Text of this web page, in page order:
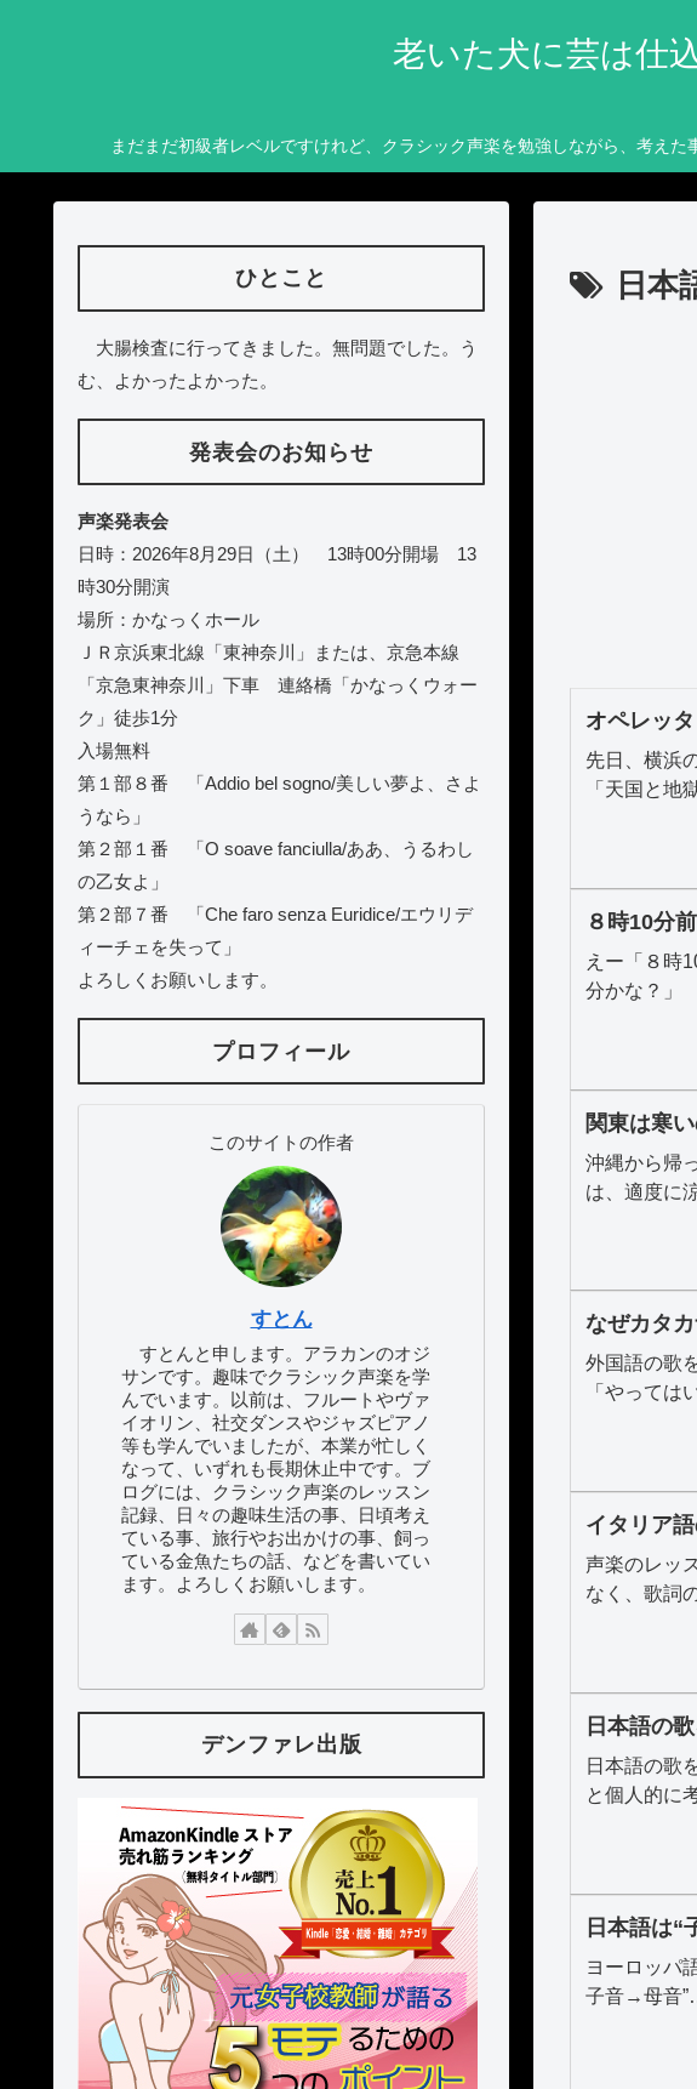
老いた犬に芸は仕
まだまだ初級者レベルですけれど、クラシック声楽を勉強しながら、考
日本
オペレッ
先日、横浜
「天国と地
８時10分
えー「８時
分かな？」
関東は寒
沖縄から帰
は、適度に
なぜカタ
外国語の歌
「やって
イタリア
声楽のレッ
なく、歌詞
日本語の
日本語の歌
と個人的に
日本語は“
ヨーロッパ
子音→母音
ひとこと
大腸検査に行ってきました。無問題でした。う
む、よかったよかった。
発表会のお知らせ
声楽発表会
日時：2026年8月29日（土） 13時00分開場 13
時30分開演
場所：かなっくホール
ＪＲ京浜東北線「東神奈川」または、京急本線
「京急東神奈川」下車 連絡橋「かなっくウォー
ク」徒歩1分
入場無料
第１部８番 「Addio bel sogno/美しい夢よ、さよ
うなら」
第２部１番 「O soave fanciulla/ああ、うるわし
の乙女よ」
第２部７番 「Che faro senza Euridice/エウリデ
ィーチェを失って」
よろしくお願いします。
プロフィール
このサイトの作者
すとん
すとんと申します。アラカンのオジ
サンです。趣味でクラシック声楽を学
んでいます。以前は、フルートやヴァ
イオリン、社交ダンスやジャズピアノ
等も学んでいましたが、本業が忙しく
なって、いずれも長期休止中です。ブ
ログには、クラシック声楽のレッスン
記録、日々の趣味生活の事、日頃考え
ている事、旅行やお出かけの事、飼っ
ている金魚たちの話、などを書いてい
ます。よろしくお願いします。
デンファレ出版